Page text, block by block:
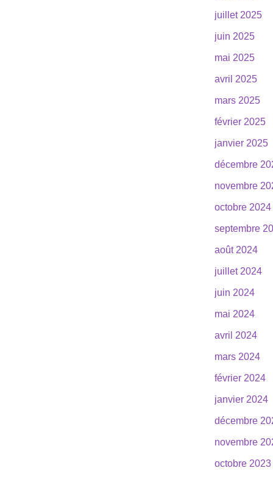
juillet 2025
juin 2025
mai 2025
avril 2025
mars 2025
février 2025
janvier 2025
décembre
novembre
octobre 2024
septembre
août 2024
juillet 2024
juin 2024
mai 2024
avril 2024
mars 2024
février 2024
janvier 2024
décembre
novembre
octobre 2023